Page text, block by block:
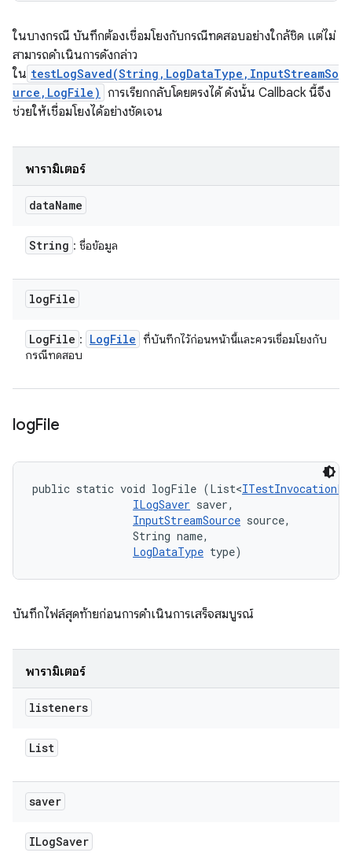
ในบางกรณี บันทึกต้องเชื่อมโยงกับกรณีทดสอบอย่างใกล้ชิด แต่ไม่
สามารถดำเนินการดังกล่าว
ใน testLogSaved(String,LogDataType,InputStreamSo
urce,LogFile) การเรียกกลับโดยตรงได้ ดังนั้น Callback นี้จึง
ช่วยให้เชื่อมโยงได้อย่างชัดเจน
พารามิเตอร์
dataName
String : ชื่อข้อมูล
logFile
LogFile : LogFile ที่บันทึกไว้ก่อนหน้านี้และควรเชื่อมโยงกับ
กรณีทดสอบ
logFile
public static void logFile (List<
ILogSaver saver,
InputStreamSource source,
                String name,
LogDataType type)
บันทึกไฟล์สุดท้ายก่อนการดำเนินการเสร็จสมบูรณ์
พารามิเตอร์
listeners
List
saver
ILogSaver